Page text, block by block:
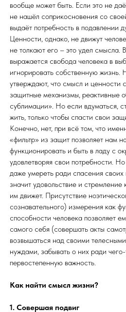
вообще может быть. Если это не
не нашёл соприкосновения со
выдаёт потребность в подавлении
Ценности, однако, не движут
не толкают его – это удел смысла.
выражается свобода человека в
игнорировать собственную жизнь.
утверждают, что смысл и ценности
защитные механизмы, реактивные
сублимации». Но если вдуматься,
жить, только чтобы спасти свои
Конечно, нет, при всё том, что
«фильтр» из защит позволяет нам
функционировать и быть в ладу с
удовлетворяя свои потребности.
даже умереть ради спасения
значит удовольствие и
им движет. Присутствие
сознавательного) измерения как
способности человека позволяет
самого себя (совершать акты
возвышаться над своими
нуждами, забывать о них ради
первостепенную важность.
Как найти смысл жизни?
1. Совершая подвиг